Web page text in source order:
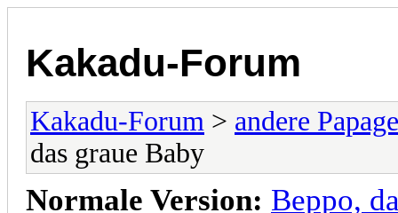
Kakadu-Forum
Kakadu-Forum > andere
das graue Baby
Normale Version: Beppo,